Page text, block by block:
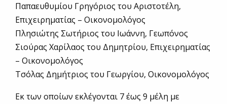
Παπαευθυμίου Γρηγόριος του Αριστοτέλη,
Επιχειρηματίας – Οικονομολόγος
Πλησιώτης Σωτήριος του Ιωάννη, Γεωπόνος
Σιούρας Χαρίλαος του Δημητρίου, Επιχειρηματίας
– Οικονομολόγος
Τσόλας Δημήτριος του Γεωργίου, Οικονομολόγος
Εκ των οποίων εκλέγονται 7 έως 9 μέλη με